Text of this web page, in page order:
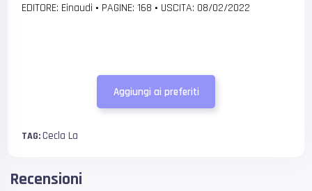
EDITORE: Einaudi • PAGINE: 168 • USCITA: 08/02/2022
Aggiungi ai preferiti
TAG:Cecla La
Recensioni